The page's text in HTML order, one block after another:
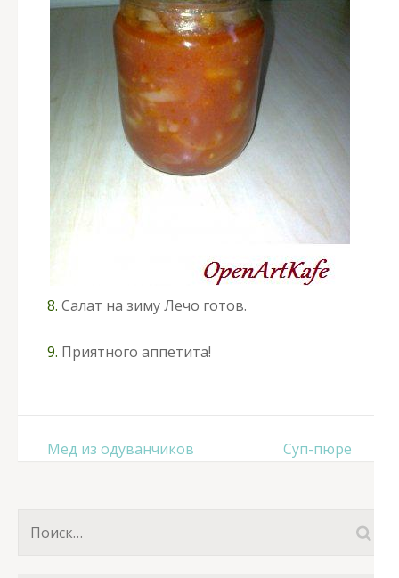
8. Салат на зиму Лечо готов.
9. Приятного аппетита!
Навигация
Мед из одуванчиков Суп-пюре
Найти: